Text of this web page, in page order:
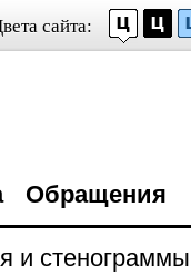
сайта:
Обращения
и стенограммы